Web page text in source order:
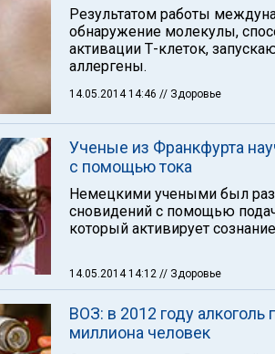
Результатом работы
обнаружение молекулы,
активации Т-клеток,
аллергены.
14.05.2014 14:46 // Здоровье
Ученые из Франкфурта
с помощью тока
Немецкими учеными был
сновидений с помощью
который активирует
14.05.2014 14:12 // Здоровье
ВОЗ: в 2012 году
миллиона человек